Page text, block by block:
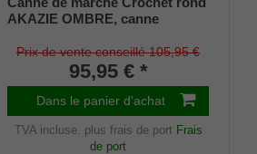
AKAZIE OMBRE, canne
sélectionné, courbée d'une
seule pièce, flammée et laquée
transparente satinée, deux
lanières décoratives chromées
noires, amortisseur mince
inclus.
Prix de vente conseillé 105,95 €
95,95 € *
Dans le panier d'achat
TVA incluse. plus frais de port Frais
de port